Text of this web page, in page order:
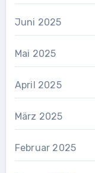
Juni 2025
Mai 2025
April 2025
März 2025
Februar 2025